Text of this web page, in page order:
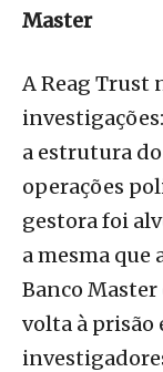
Master
A Reag Trust
a estrutura
operações
gestora foi
a mesma que
Banco Master
volta à prisão